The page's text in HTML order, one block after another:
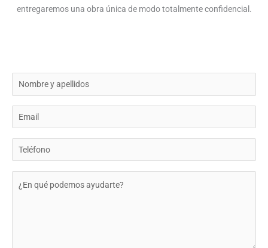
entregaremos una obra única de modo totalmente confidencial.